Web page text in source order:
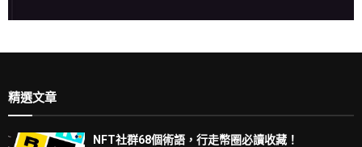
精選文章
NFT社群68個術語，行走幣圈必讀收藏！